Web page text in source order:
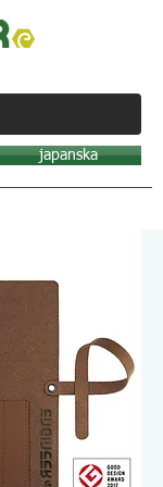
japanska